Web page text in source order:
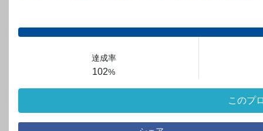
達成率
102%
このプ